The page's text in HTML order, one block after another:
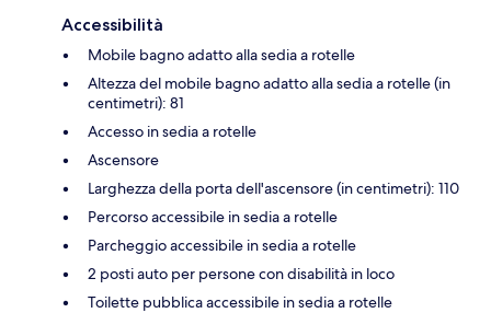
Accessibilità
Mobile bagno adatto alla sedia a rotelle
Altezza del mobile bagno adatto alla sedia a rotelle (in
centimetri): 81
Accesso in sedia a rotelle
Ascensore
Larghezza della porta dell'ascensore (in centimetri): 110
Percorso accessibile in sedia a rotelle
Parcheggio accessibile in sedia a rotelle
2 posti auto per persone con disabilità in loco
Toilette pubblica accessibile in sedia a rotelle